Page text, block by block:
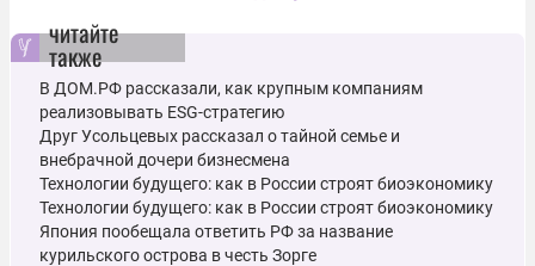
читайте
также
В ДОМ.РФ рассказали, как крупным компаниям
реализовывать ESG-стратегию
Друг Усольцевых рассказал о тайной семье и
внебрачной дочери бизнесмена
Технологии будущего: как в России строят биоэкономику
Технологии будущего: как в России строят биоэкономику
Япония пообещала ответить РФ за название
курильского острова в честь Зорге